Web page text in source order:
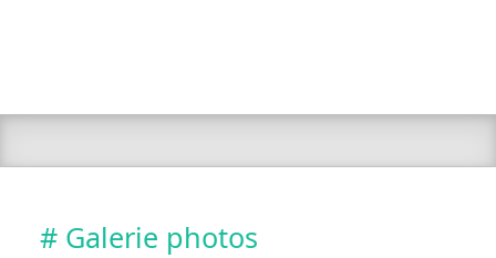
# Galerie photos